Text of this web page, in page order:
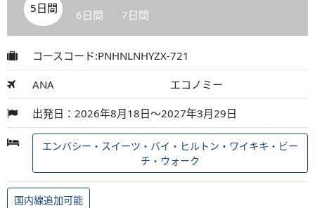
5日間 6日間 7日間
コースコード:PNHNLNHYZX-721
ANA エコノミー
出発日：2026年8月18日～2027年3月29日
エンバシー・スイーツ・バイ・ヒルトン・ワイキキ・ビー
チ・ウォーク
国内線追加可能